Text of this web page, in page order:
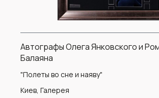
Автографы Олега Янковского и
Балаяна
"Полеты во сне и наяву"
Киев, Галерея